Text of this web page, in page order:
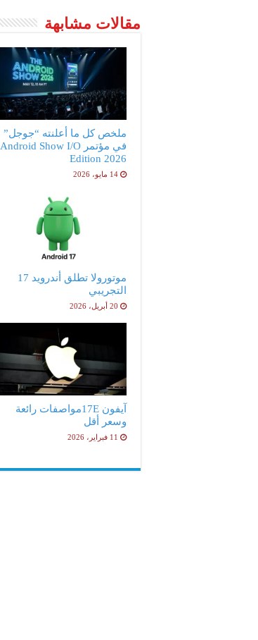
مقالات مشابهة
ملخص كل ما أعلنته “جوجل”
في مؤتمر Android Show I/O
Edition 2026
14 مايو، 2026
موتورولا تطلق أندرويد 17
التجريبي
20 أبريل، 2026
آيفون 17Eمواصفات رائعة
وسعر أقل
11 فبراير، 2026